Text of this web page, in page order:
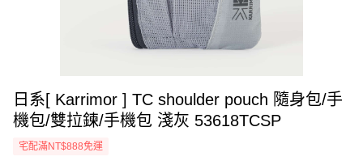
日系[ Karrimor ] TC shoulder pouch 隨身包/手
機包/雙拉鍊/手機包 淺灰 53618TCSP
宅配滿NT$888免運